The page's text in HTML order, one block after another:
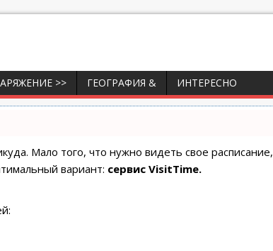
>> ГЕОГРАФИЯ & ИНТЕРЕСНО
Мало того, что нужно видеть свое расписание,
вариант: сервис VisitTime.